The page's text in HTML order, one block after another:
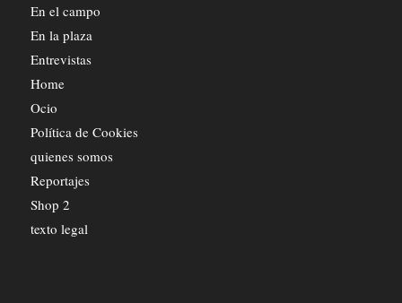
En el campo
En la plaza
Entrevistas
Home
Ocio
Política de Cookies
quienes somos
Reportajes
Shop 2
texto legal